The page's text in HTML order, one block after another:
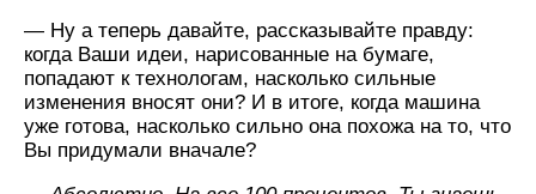
— Ну а теперь давайте, рассказывайте правду:
когда Ваши идеи, нарисованные на бумаге,
попадают к технологам, насколько сильные
изменения вносят они? И в итоге, когда машина
уже готова, насколько сильно она похожа на то, что
Вы придумали вначале?